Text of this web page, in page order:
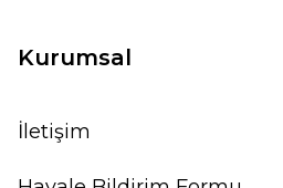
Kurumsal
İletişim